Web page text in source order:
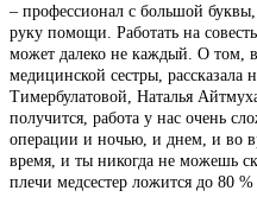
– профессионал с большой буквы,
руку помощи. Работать на
может далеко не каждый. О том,
медицинской сестры, рассказала
Тимербулатовой, Наталья
получится, работа у нас очень
операции и ночью, и днем, и во
время, и ты никогда не можешь
плечи медсестер ложится до 80